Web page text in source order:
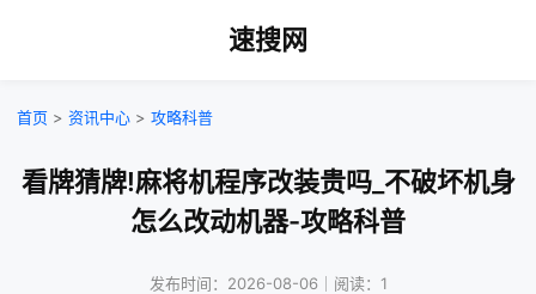
速搜网
首页 > 资讯中心 > 攻略科普
看牌猜牌!麻将机程序改装贵吗_不破坏机身
怎么改动机器-攻略科普
发布时间：2026-08-06｜阅读：1